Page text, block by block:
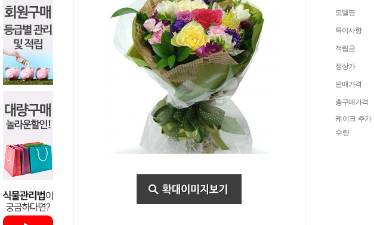
모델명
특이사항
적립금
정상가
판매가격
총구매가격
케이크 추가
수량